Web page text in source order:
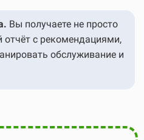
Вы получаете не просто
отчёт с рекомендациями,
обслуживание и